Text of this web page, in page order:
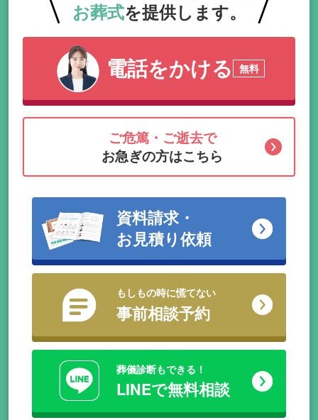
お葬式を提供します。
電話をかける 無料
ご危篤・ご逝去で
お急ぎの方はこちら
資料請求・
お見積り依頼
もしもの時に慌てない
事前相談予約
葬儀診断もできる！
LINEで無料相談